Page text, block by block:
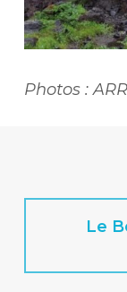
Photos :
Le